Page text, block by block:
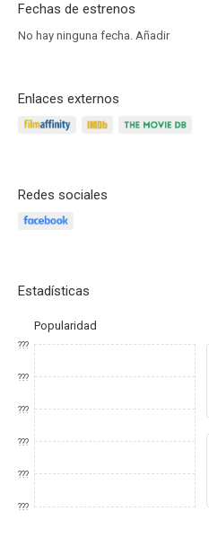
Fechas de estrenos
No hay ninguna fecha. Añadir
Enlaces externos
Redes sociales
Estadísticas
Popularidad
???
???
???
???
???
???